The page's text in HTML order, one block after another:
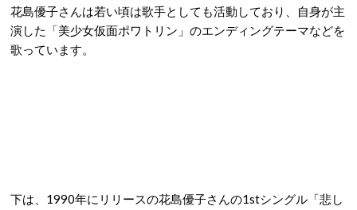
花島優子さんは若い頃は歌手としても活動しており、自身が主
演した「美少女仮面ポワトリン」のエンディングテーマなどを
歌っています。
下は、1990年にリリースの花島優子さんの1stシングル「悲し